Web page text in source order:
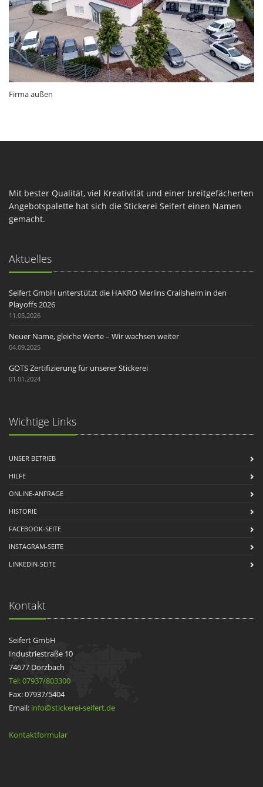
Firma außen
Mit bester Qualität, viel Kreativität und einer breitgefächerten
Angebotspalette hat sich die Stickerei Seifert einen Namen
gemacht.
Aktuelles
Seifert GmbH unterstützt die HAKRO Merlins Crailsheim in den
Playoffs 2026
11.05.2026
Neuer Name, gleiche Werte – Wir wachsen weiter
04.09.2025
GOTS Zertifizierung für unserer Stickerei
01.01.2024
Wichtige Links
UNSER BETRIEB
HILFE
ONLINE-ANFRAGE
HISTORIE
FACEBOOK-SEITE
INSTAGRAM-SEITE
LINKEDIN-SEITE
Kontakt
Seifert GmbH
Industriestraße 10
74677 Dörzbach
Tel: 07937/803300
Fax: 07937/5404
Email: info@stickerei-seifert.de
Kontaktformular